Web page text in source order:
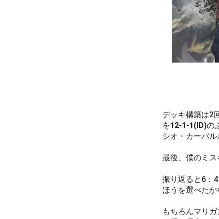
デッキ構築は2
を12-1-1(ID)の
シオ・カーバ
最後、僕のミ
振り返ると6：
ほうを選べた
もちろんマリ